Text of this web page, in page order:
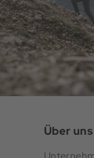
Über uns